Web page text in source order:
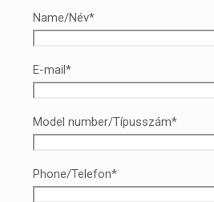
Name/Név*
E-mail*
Model number/Típusszám*
Phone/Telefon*